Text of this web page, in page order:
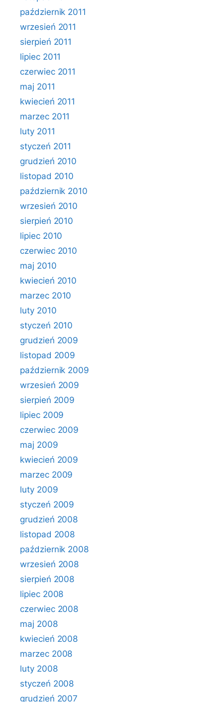
październik 2011
wrzesień 2011
sierpień 2011
lipiec 2011
czerwiec 2011
maj 2011
kwiecień 2011
marzec 2011
luty 2011
styczeń 2011
grudzień 2010
listopad 2010
październik 2010
wrzesień 2010
sierpień 2010
lipiec 2010
czerwiec 2010
maj 2010
kwiecień 2010
marzec 2010
luty 2010
styczeń 2010
grudzień 2009
listopad 2009
październik 2009
wrzesień 2009
sierpień 2009
lipiec 2009
czerwiec 2009
maj 2009
kwiecień 2009
marzec 2009
luty 2009
styczeń 2009
grudzień 2008
listopad 2008
październik 2008
wrzesień 2008
sierpień 2008
lipiec 2008
czerwiec 2008
maj 2008
kwiecień 2008
marzec 2008
luty 2008
styczeń 2008
grudzień 2007